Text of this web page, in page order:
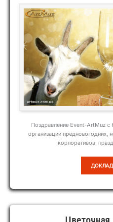
Поздравление Event-ArtMuz
организации предновогодних,
корпоративов,
НОВЫЙ
СИНЕЙ
(ОВЦЫ)